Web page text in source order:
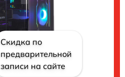
Скидка по
предварительной
записи на сайте